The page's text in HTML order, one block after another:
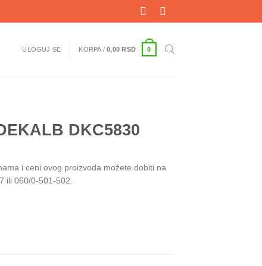
ULOGUJ SE KORPA /0,00 RSD 0
DKC5830
i ceni ovog proizvoda možete dobiti na
ili 060/0-501-502.